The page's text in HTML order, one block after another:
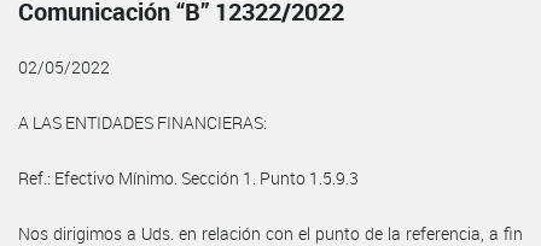
Comunicación “B” 12322/2022
02/05/2022
A LAS ENTIDADES FINANCIERAS:
Ref.: Efectivo Mínimo. Sección 1. Punto 1.5.9.3
Nos dirigimos a Uds. en relación con el punto de la referencia, a fin